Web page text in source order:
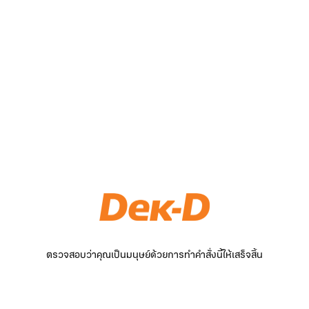
ตรวจสอบว่าคุณเป็นมนุษย์ด้วยการทำคำสั่งนี้ให้เสร็จสิ้น